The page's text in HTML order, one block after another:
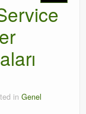
in Genel